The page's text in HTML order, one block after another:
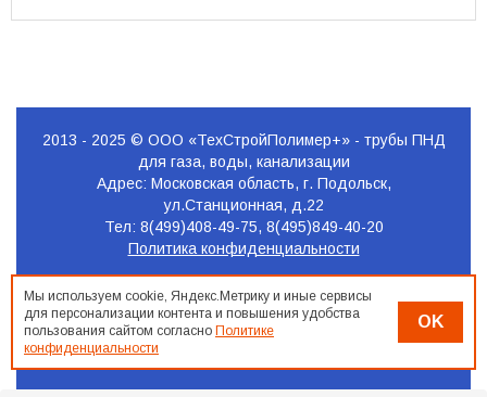
2013 - 2025 © ООО «ТехСтройПолимер+» - трубы ПНД
для газа, воды, канализации
Адрес: Московская область, г. Подольск,
ул.Станционная, д.22
Тел: 8(499)408-49-75, 8(495)849-40-20
Политика конфиденциальности
Продвижение
сайта
Seo-
Мы используем cookie, Яндекс.Метрику и иные сервисы
для персонализации контента и повышения удобства
пользования сайтом согласно Политике
конфиденциальности
OK